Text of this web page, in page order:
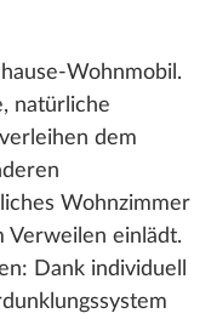
Wohnmobil.
natürliche
dem
Wohnzimmer
Verweilen einlädt.
Dank individuell